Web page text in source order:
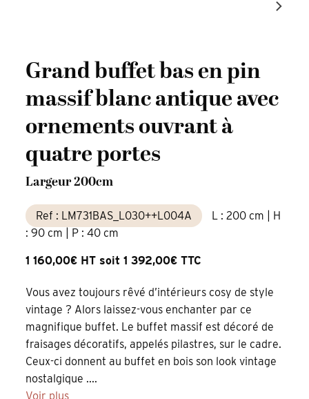
Grand buffet bas en pin
massif blanc antique avec
ornements ouvrant à
quatre portes
Largeur 200cm
Ref : LM731BAS_L030++L004A
L : 200 cm | H
: 90 cm | P : 40 cm
1 160,00€ HT soit 1 392,00€ TTC
Vous avez toujours rêvé d’intérieurs cosy de style
vintage ? Alors laissez-vous enchanter par ce
magnifique buffet. Le buffet massif est décoré de
fraisages décoratifs, appelés pilastres, sur le cadre.
Ceux-ci donnent au buffet en bois son look vintage
nostalgique ....
Voir plus